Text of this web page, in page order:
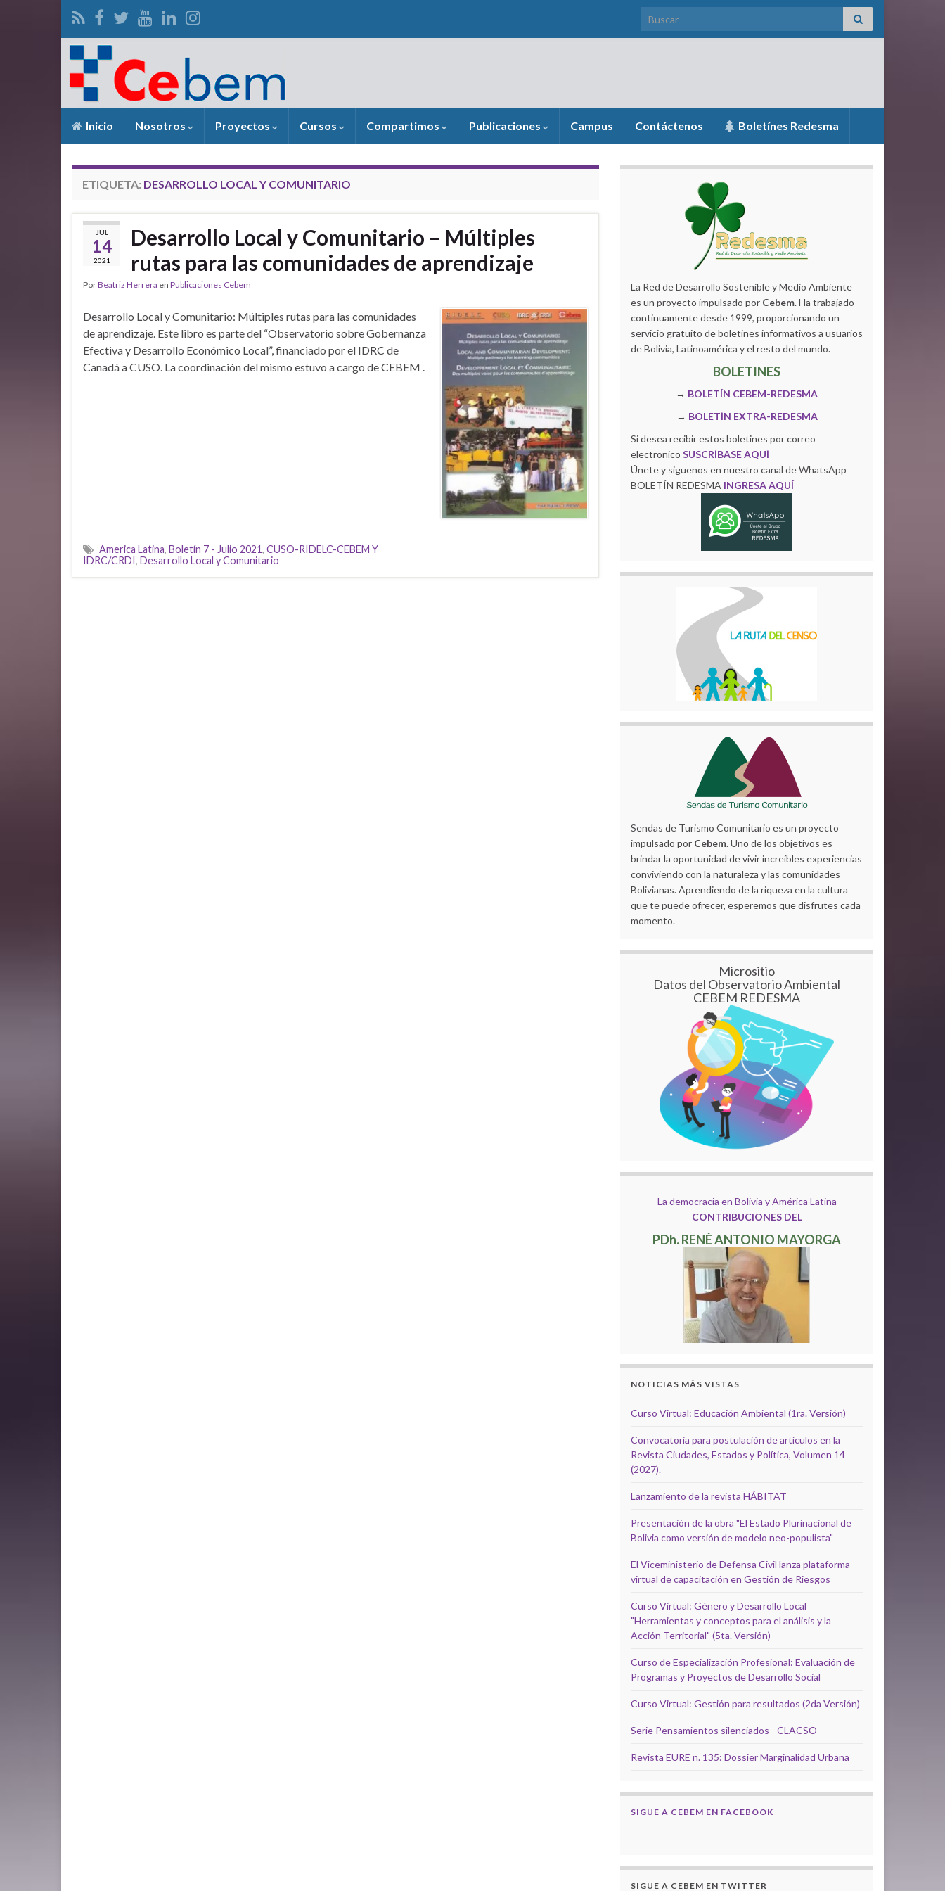
Search for:
Inicio Nosotros Proyectos Cursos Compartimos Publicaciones Campus Contáctenos Boletínes Redesma
ETIQUETA: DESARROLLO LOCAL Y COMUNITARIO
JUL
14
2021
Desarrollo Local y Comunitario – Múltiples
rutas para las comunidades de aprendizaje
PorBeatriz Herrera en Publicaciones Cebem
Desarrollo Local y Comunitario: Múltiples rutas para las comunidades
de aprendizaje. Este libro es parte del “Observatorio sobre Gobernanza
Efectiva y Desarrollo Económico Local”, financiado por el IDRC de
Canadá a CUSO. La coordinación del mismo estuvo a cargo de CEBEM .
America Latina, Boletín 7 - Julio 2021, CUSO-RIDELC-CEBEM Y
IDRC/CRDI, Desarrollo Local y Comunitario
La Red de Desarrollo Sostenible y Medio Ambiente
es un proyecto impulsado por Cebem. Ha trabajado
continuamente desde 1999, proporcionando un
servicio gratuito de boletines informativos a usuarios
de Bolivia, Latinoamérica y el resto del mundo.
BOLETINES
→ BOLETÍN CEBEM-REDESMA
→ BOLETÍN EXTRA-REDESMA
Si desea recibir estos boletines por correo
electronico SUSCRÍBASE AQUÍ
Únete y siguenos en nuestro canal de WhatsApp
BOLETÍN REDESMA INGRESA AQUÍ
Sendas de Turismo Comunitario es un proyecto
impulsado por Cebem. Uno de los objetivos es
brindar la oportunidad de vivir increíbles experiencias
conviviendo con la naturaleza y las comunidades
Bolivianas. Aprendiendo de la riqueza en la cultura
que te puede ofrecer, esperemos que disfrutes cada
momento.
Micrositio
Datos del Observatorio Ambiental
CEBEM REDESMA
La democracia en Bolivia y América Latina
CONTRIBUCIONES DEL
PDh. RENÉ ANTONIO MAYORGA
NOTICIAS MÁS VISTAS
Curso Virtual: Educación Ambiental (1ra. Versión)
Convocatoria para postulación de artículos en la
Revista Ciudades, Estados y Política, Volumen 14
(2027).
Lanzamiento de la revista HÁBITAT
Presentación de la obra "El Estado Plurinacional de
Bolivia como versión de modelo neo-populista"
El Viceministerio de Defensa Civil lanza plataforma
virtual de capacitación en Gestión de Riesgos
Curso Virtual: Género y Desarrollo Local
"Herramientas y conceptos para el análisis y la
Acción Territorial" (5ta. Versión)
Curso de Especialización Profesional: Evaluación de
Programas y Proyectos de Desarrollo Social
Curso Virtual: Gestión para resultados (2da Versión)
Serie Pensamientos silenciados - CLACSO
Revista EURE n. 135: Dossier Marginalidad Urbana
SIGUE A CEBEM EN FACEBOOK
SIGUE A CEBEM EN TWITTER